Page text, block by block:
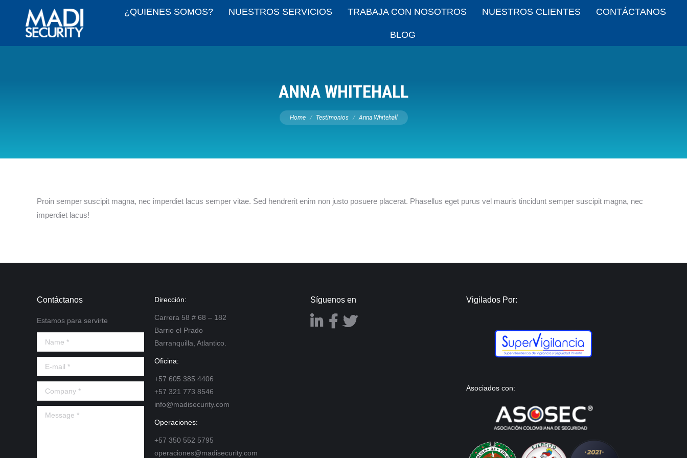
¿QUIENES SOMOS? NUESTROS SERVICIOS TRABAJA CON NOSOTROS NUESTROS CLIENTES CONTÁCTANOS
BLOG
ANNA WHITEHALL
You are here:
Home Testimonios Anna Whitehall
Proin semper suscipit magna, nec imperdiet lacus semper vitae. Sed hendrerit enim non justo posuere placerat. Phasellus eget purus vel mauris tincidunt semper suscipit magna, nec
imperdiet lacus!
Contáctanos
Estamos para servirte
Name *
E-mail *
Company *
Message *
Dirección:
Carrera 58 # 68 – 182
Barrio el Prado
Barranquilla, Atlantico.
Oficina:
+57 605 385 4406
+57 321 773 8546
info@madisecurity.com
Operaciones:
+57 350 552 5795
operaciones@madisecurity.com
Síguenos en Vigilados Por:
Asociados con: